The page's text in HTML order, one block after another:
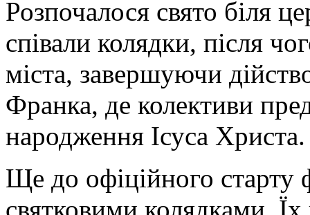
Розпочалося свято біля
співали колядки, після
міста, завершуючи
Франка, де колективи
народження Ісуса Христа.
Ще до офіційного старту
святковими колядками.